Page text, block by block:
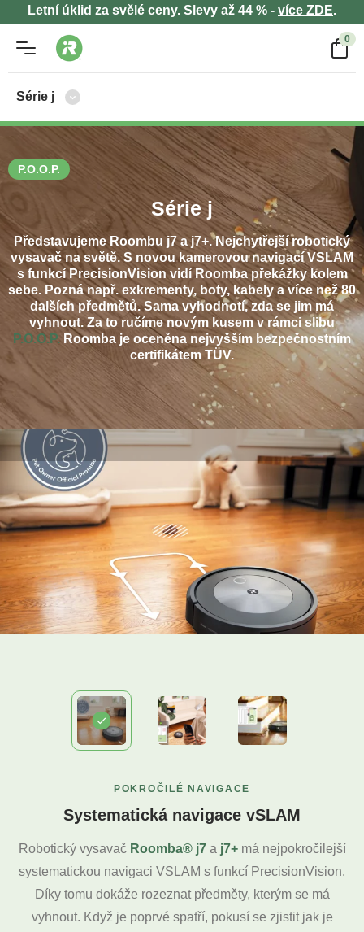
Letní úklid za svělé ceny. Slevy až 44 % - více ZDE.
0
Série j
Série j
Představujeme Roombu j7 a j7+. Nejchytřejší robotický
vysavač na světě. S novou kamerovou navigací VSLAM
s funkcí PrecisionVision vidí Roomba překážky kolem
sebe. Pozná např. exkrementy, boty, kabely a více než 80
dalších předmětů. Sama vyhodnotí, zda se jim má
vyhnout. Za to ručíme novým kusem v rámci slibu
P.O.O.P.Roomba je oceněna nejvyšším bezpečnostním
certifikátem TÜV.
P.O.O.P.
POKROČILÉ NAVIGACE
Systematická navigace vSLAM
Robotický vysavač Roomba® j7a j7+má nejpokročilejší
systematickou navigaci VSLAM s funkcí PrecisionVision.
Díky tomu dokáže rozeznat předměty, kterým se má
vyhnout. Když je poprvé spatří, pokusí se zjistit jak je